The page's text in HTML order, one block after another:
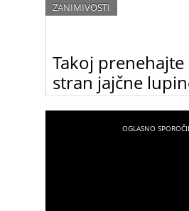
Takoj
stran jajčne
ZANIMIVOSTI